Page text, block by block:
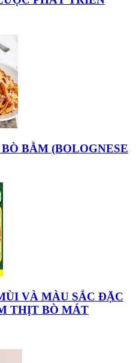
BẰM (BOLOGNESE
VÀ MÀU SẮC ĐẶC
THỊT BÒ MÁT